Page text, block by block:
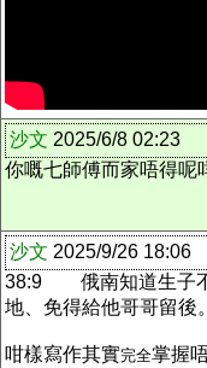
沙文 2025/6/8 02:23
你嘅七師傅而家唔得呢
沙文 2025/9/26 18:06
38:9 俄南知道生子不
地、免得給他哥哥留後。
咁樣寫作其實完全掌握